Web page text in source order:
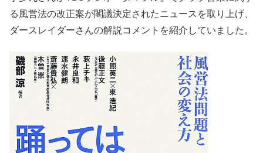
る風営法の改正案が閣議決定されたニュースを取り上げ、
ダースレイダーさんの解説コメントを紹介していました。